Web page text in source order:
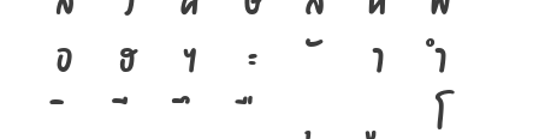
อ
ฮ ฯ ะ า
ำ
โ